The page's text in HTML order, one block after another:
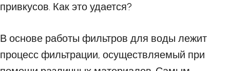
привкусов. Как это удается?
В основе работы фильтров для воды лежит
процесс фильтрации, осуществляемый при